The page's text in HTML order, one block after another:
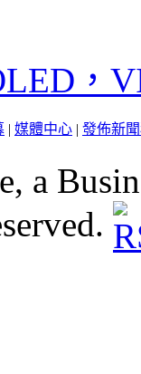
，
| 媒體中心 | 發佈新
a